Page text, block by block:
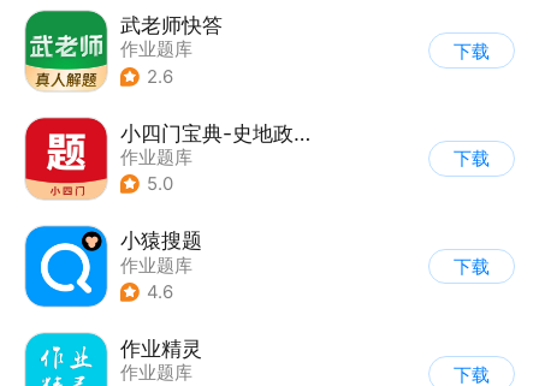
武老师快答
作业题库
2.6
下载
小四门宝典-史地政生刷题神器
作业题库
5.0
下载
小猿搜题
作业题库
4.6
下载
作业精灵
作业题库
下载